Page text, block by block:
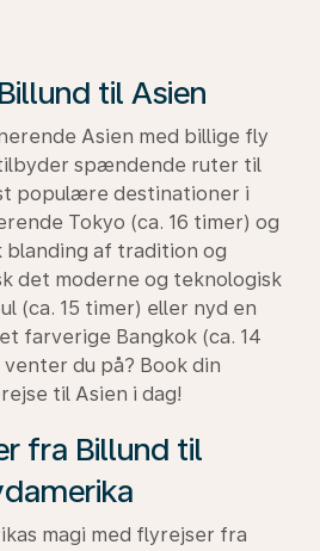
til Asien
Asien med billige fly
spændende ruter til
populære destinationer i
Tokyo (ca. 16 timer) og
blanding af tradition og
det moderne og teknologisk
(ca. 15 timer) eller nyd en
farverige Bangkok (ca. 14
du på? Book din
til Asien i dag!
fra Billund til
magi med flyrejser fra